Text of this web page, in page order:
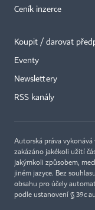
Ceník inzerce
Koupit / darovat
Eventy
Newslettery
RSS kanály
Autorská práva vykonává
zakázáno jakékoli užití
jakýmkoli způsobem,
jiném jazyce. Bez
obsahu pro účely
podle ustanovení § 39c